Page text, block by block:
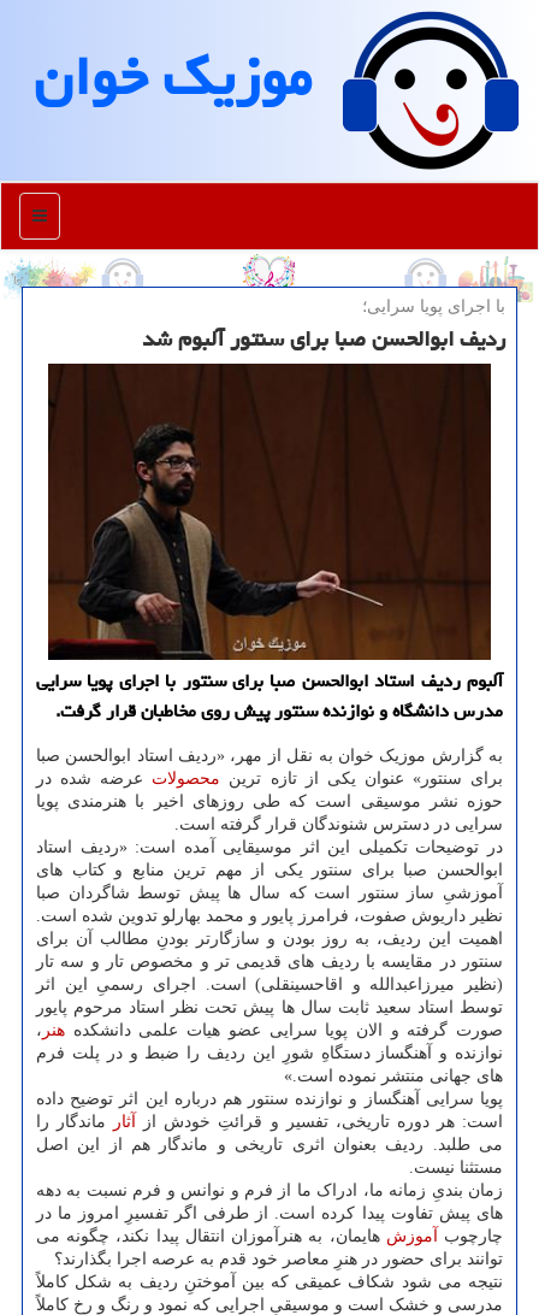
موزیك خوان
منو
با اجرای پویا سرایی؛
ردیف ابوالحسن صبا برای سنتور آلبوم شد
آلبوم ردیف استاد ابوالحسن صبا برای سنتور با اجرای پویا سرایی
مدرس دانشگاه و نوازنده سنتور پیش روی مخاطبان قرار گرفت.
به گزارش موزیک خوان به نقل از مهر، «ردیف استاد ابوالحسن صبا
برای سنتور» عنوان یکی از تازه ترین محصولات عرضه شده در
حوزه نشر موسیقی است که طی روزهای اخیر با هنرمندی پویا
سرایی در دسترس شنوندگان قرار گرفته است.
در توضیحات تکمیلی این اثر موسیقایی آمده است: «ردیف استاد
ابوالحسن صبا برای سنتور یکی از مهم ترین منابع و کتاب های
آموزشیِ ساز سنتور است که سال ها پیش توسط شاگردان صبا
نظیر داریوش صفوت، فرامرز پایور و محمد بهارلو تدوین شده است.
اهمیت این ردیف، به روز بودن و سازگارتر بودنِ مطالب آن برای
سنتور در مقایسه با ردیف های قدیمی تر و مخصوص تار و سه تار
(نظیر میرزاعبدالله و اقاحسینقلی) است. اجرای رسمیِ این اثر
توسط استاد سعید ثابت سال ها پیش تحت نظر استاد مرحوم پایور
صورت گرفته و الان پویا سرایی عضو هیات علمی دانشکده هنر ،
نوازنده و آهنگساز دستگاهِ شورِ این ردیف را ضبط و در پلت فرم
های جهانی منتشر نموده است.»
پویا سرایی آهنگساز و نوازنده سنتور هم درباره این اثر توضیح داده
است: هر دوره تاریخی، تفسیر و قرائتِ خودش از آثار
ماندگار را
می طلبد. ردیف بعنوان اثری تاریخی و ماندگار هم از این اصل
مستثنا نیست.
زمان بندیِ زمانه ما، ادراک ما از فرم و نوانس و فرم نسبت به دهه
های پیش تفاوت پیدا کرده است. از طرفی اگر تفسیرِ امروز ما در
چارچوب آموزش هایمان، به هنرآموزان انتقال پیدا نکند، چگونه می
توانند برای حضور در هنرِ معاصر خود قدم به عرصه اجرا بگذارند؟
نتیجه می شود شکاف عمیقی که بین آموختنِ ردیف به شکل کاملاً
مدرسی و خشک است و موسیقیِ اجرایی که نمود و رنگ و رخِ کاملاً